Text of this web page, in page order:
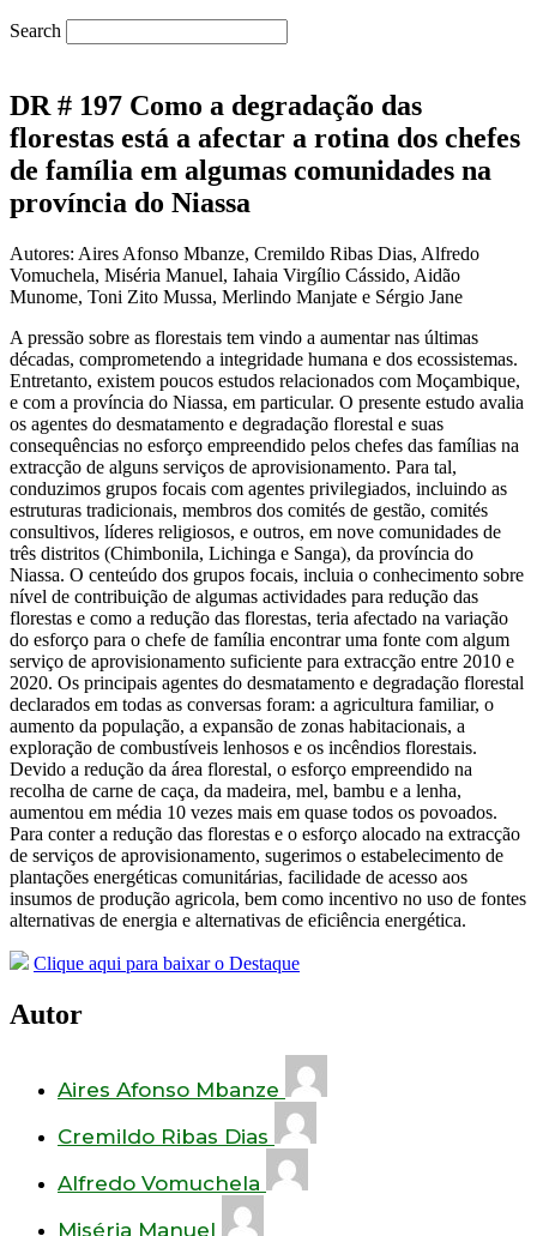
Search
DR # 197 Como a degradação das
florestas está a afectar a rotina dos chefes
de família em algumas comunidades na
província do Niassa
Autores: Aires Afonso Mbanze, Cremildo Ribas Dias, Alfredo
Vomuchela, Miséria Manuel, Iahaia Virgílio Cássido, Aidão
Munome, Toni Zito Mussa, Merlindo Manjate e Sérgio Jane
A pressão sobre as florestais tem vindo a aumentar nas últimas
décadas, comprometendo a integridade humana e dos ecossistemas.
Entretanto, existem poucos estudos relacionados com Moçambique,
e com a província do Niassa, em particular. O presente estudo avalia
os agentes do desmatamento e degradação florestal e suas
consequências no esforço empreendido pelos chefes das famílias na
extracção de alguns serviços de aprovisionamento. Para tal,
conduzimos grupos focais com agentes privilegiados, incluindo as
estruturas tradicionais, membros dos comités de gestão, comités
consultivos, líderes religiosos, e outros, em nove comunidades de
três distritos (Chimbonila, Lichinga e Sanga), da província do
Niassa. O centeúdo dos grupos focais, incluia o conhecimento sobre
nível de contribuição de algumas actividades para redução das
florestas e como a redução das florestas, teria afectado na variação
do esforço para o chefe de família encontrar uma fonte com algum
serviço de aprovisionamento suficiente para extracção entre 2010 e
2020. Os principais agentes do desmatamento e degradação florestal
declarados em todas as conversas foram: a agricultura familiar, o
aumento da população, a expansão de zonas habitacionais, a
exploração de combustíveis lenhosos e os incêndios florestais.
Devido a redução da área florestal, o esforço empreendido na
recolha de carne de caça, da madeira, mel, bambu e a lenha,
aumentou em média 10 vezes mais em quase todos os povoados.
Para conter a redução das florestas e o esforço alocado na extracção
de serviços de aprovisionamento, sugerimos o estabelecimento de
plantações energéticas comunitárias, facilidade de acesso aos
insumos de produção agricola, bem como incentivo no uso de fontes
alternativas de energia e alternativas de eficiência energética.
Clique aqui para baixar o Destaque
Autor
Aires Afonso Mbanze
Cremildo Ribas Dias
Alfredo Vomuchela
Miséria Manuel